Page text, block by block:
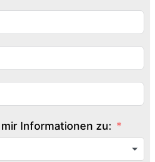
Informationen zu: